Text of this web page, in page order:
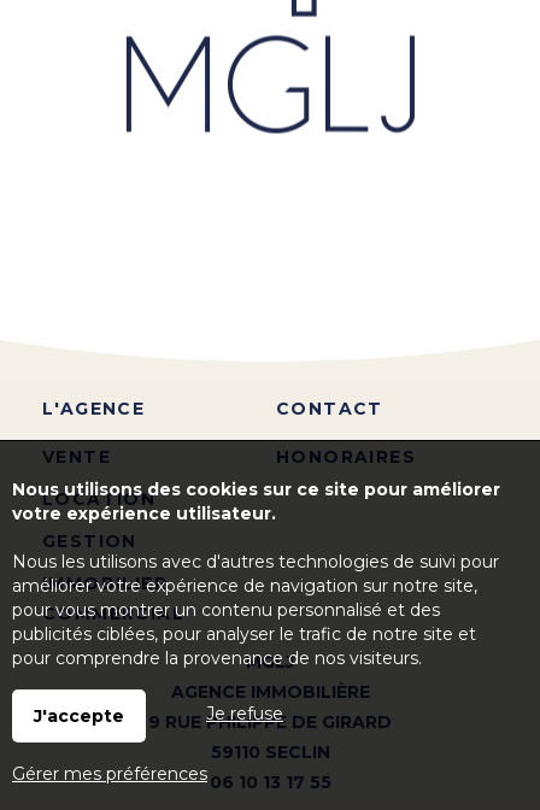
L'AGENCE
VENTE
LOCATION
GESTION
IMMOBILIER
COMMERCIAL
CONTACT
HONORAIRES
MGLJ
AGENCE IMMOBILIÈRE
9 RUE PHILIPPE DE GIRARD
59110 SECLIN
06 10 13 17 55
Nous utilisons des cookies sur ce site pour améliorer
votre expérience utilisateur.
Nous les utilisons avec d'autres technologies de suivi pour
améliorer votre expérience de navigation sur notre site,
pour vous montrer un contenu personnalisé et des
publicités ciblées, pour analyser le trafic de notre site et
pour comprendre la provenance de nos visiteurs.
J'accepte Je refuse
Gérer mes préférences